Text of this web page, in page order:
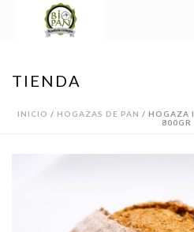
TIENDA
INICIO / HOGAZAS DE PAN / HOGAZA
800GR